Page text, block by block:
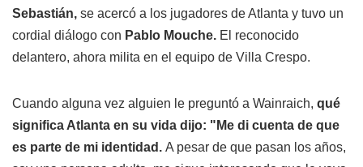
Sebastián, se acercó a los jugadores de Atlanta y tuvo un
cordial diálogo con Pablo Mouche. El reconocido
delantero, ahora milita en el equipo de Villa Crespo.
Cuando alguna vez alguien le preguntó a Wainraich, qué
significa Atlanta en su vida dijo: "Me di cuenta de que
es parte de mi identidad. A pesar de que pasan los años,